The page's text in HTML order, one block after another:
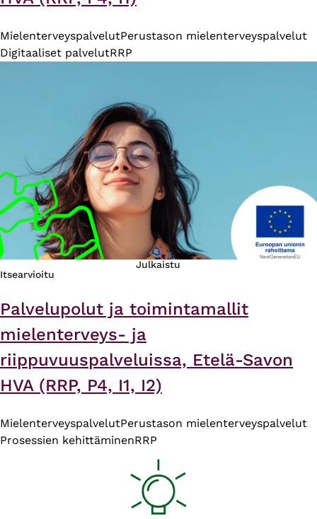
MielenterveyspalvelutPerustason mielenterveyspalvelut
Digitaaliset palvelutRRP
Julkaistu
Itsearvioitu
Palvelupolut ja toimintamallit
mielenterveys- ja
riippuvuuspalveluissa, Etelä-Savon
HVA (RRP, P4, I1, I2)
MielenterveyspalvelutPerustason mielenterveyspalvelut
Prosessien kehittäminenRRP